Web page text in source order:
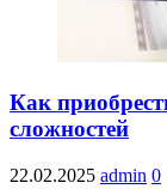
Как
сложностей
22.02.2025 admin 0